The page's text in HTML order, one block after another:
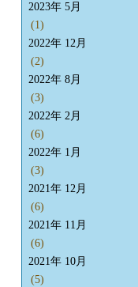
2023年 5月
(1)
2022年 12月
(2)
2022年 8月
(3)
2022年 2月
(6)
2022年 1月
(3)
2021年 12月
(6)
2021年 11月
(6)
2021年 10月
(5)